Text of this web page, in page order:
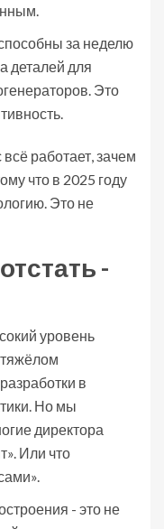
за неделю
деталей для
Это
работает, зачем
что в 2025 году
Это не
-
уровень
в
Но мы
директора
Или что
- это не